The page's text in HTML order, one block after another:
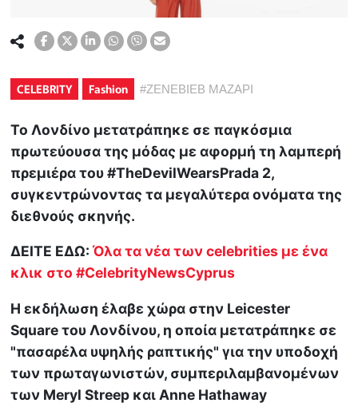
CELEBRITY Fashion #ΖΕΝΕΒΙΕΒ ΜΑΖΑΡΙ
Το Λονδίνο μετατράπηκε σε παγκόσμια
πρωτεύουσα της μόδας με αφορμή τη λαμπερή
πρεμιέρα του #TheDevilWearsPrada 2,
συγκεντρώνοντας τα μεγαλύτερα ονόματα της
διεθνούς σκηνής.
ΔΕΙΤΕ ΕΔΩ:Όλα τα νέα των celebrities με ένα
κλικ στο #CelebrityNewsCyprus
Η εκδήλωση έλαβε χώρα στην Leicester
Square του Λονδίνου, η οποία μετατράπηκε σε
"πασαρέλα υψηλής ραπτικής" για την υποδοχή
των πρωταγωνιστών, συμπεριλαμβανομένων
των Meryl Streep και Anne Hathaway